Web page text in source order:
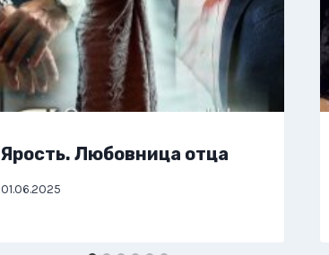
Ярость. Любовница отца
01.06.2025